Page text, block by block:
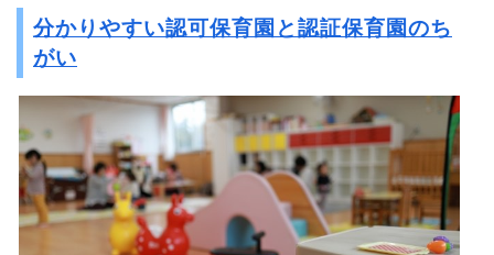
分かりやすい認可保育園と認証保育園のち
がい